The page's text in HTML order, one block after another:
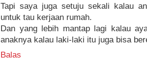
Tapi saya juga setuju sekali kalau
untuk tau kerjaan rumah.
Dan yang lebih mantap lagi kalau
anaknya kalau laki-laki itu juga bisa
Balas